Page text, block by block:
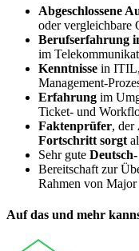
Abgeschlossene
oder vergleichbare
Berufserfahrung
im
Kenntnisse in
Management-
Erfahrung im
Ticket- und
Faktenprüfer, der
Fortschritt sorgt
Sehr gute
Bereitschaft zur
Rahmen von
Auf das und mehr